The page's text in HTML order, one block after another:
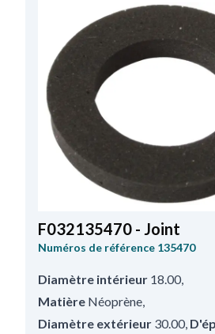
F032135470 - Joint
Numéros de référence 135470
Diamètre intérieur 18.00,
Matière Néoprène,
Diamètre extérieur 30.00,